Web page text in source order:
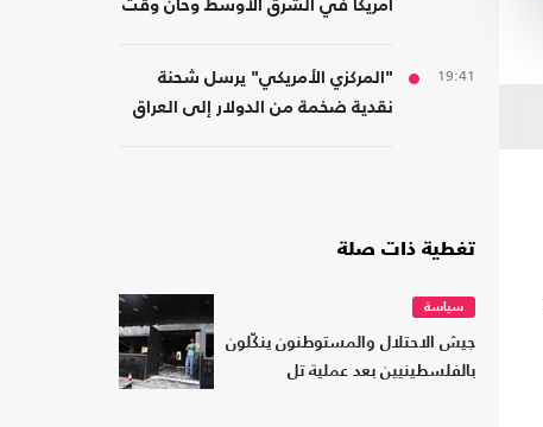
أمريكا في الشرق الأوسط وحان وقت
19:41
"المركزي الأمريكي" يرسل شحنة
نقدية ضخمة من الدولار إلى العراق
تغطية ذات صلة
سياسة
جيش الاحتلال والمستوطنون ينكّلون
بالفلسطينيين بعد عملية تل